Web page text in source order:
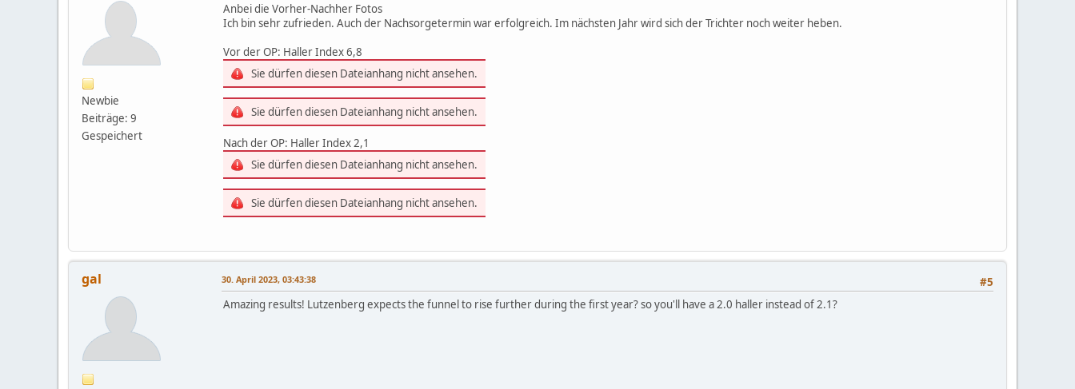
Newbie
Beiträge: 9
Gespeichert
Anbei die Vorher-Nachher Fotos
Ich bin sehr zufrieden. Auch der Nachsorgetermin war erfolgreich. Im nächsten Jahr wird sich der Trichter noch weiter heben.
Vor der OP: Haller Index 6,8
Sie dürfen diesen Dateianhang nicht ansehen.
Sie dürfen diesen Dateianhang nicht ansehen.
Nach der OP: Haller Index 2,1
Sie dürfen diesen Dateianhang nicht ansehen.
Sie dürfen diesen Dateianhang nicht ansehen.
gal #5
30. April 2023, 03:43:38
Amazing results! Lutzenberg expects the funnel to rise further during the first year? so you'll have a 2.0 haller instead of 2.1?